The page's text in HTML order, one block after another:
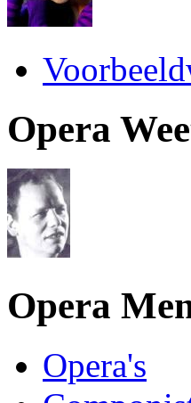
Opera
Opera
Opera's